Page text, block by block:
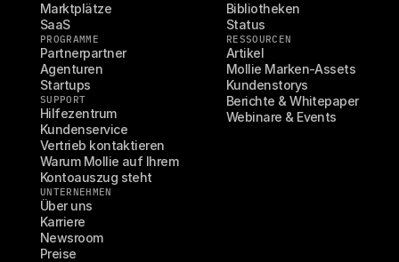
Marktplätze
SaaS
PROGRAMME
Partnerpartner
Agenturen
Startups
SUPPORT
Hilfezentrum
Kundenservice
Vertrieb kontaktieren
Warum Mollie auf Ihrem
Kontoauszug steht
UNTERNEHMEN
Über uns
Karriere
Newsroom
Preise
Bibliotheken
Status
RESSOURCEN
Artikel
Mollie Marken-Assets
Kundenstorys
Berichte & Whitepaper
Webinare & Events